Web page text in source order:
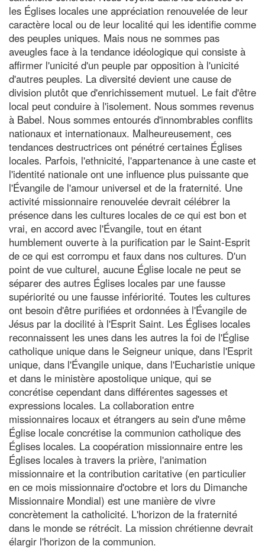
les Églises locales une appréciation renouvelée de leur
caractère local ou de leur localité qui les identifie comme
des peuples uniques. Mais nous ne sommes pas
aveugles face à la tendance idéologique qui consiste à
affirmer l'unicité d'un peuple par opposition à l'unicité
d'autres peuples. La diversité devient une cause de
division plutôt que d'enrichissement mutuel. Le fait d'être
local peut conduire à l'isolement. Nous sommes revenus
à Babel. Nous sommes entourés d'innombrables conflits
nationaux et internationaux. Malheureusement, ces
tendances destructrices ont pénétré certaines Églises
locales. Parfois, l'ethnicité, l'appartenance à une caste et
l'identité nationale ont une influence plus puissante que
l'Évangile de l'amour universel et de la fraternité. Une
activité missionnaire renouvelée devrait célébrer la
présence dans les cultures locales de ce qui est bon et
vrai, en accord avec l'Évangile, tout en étant
humblement ouverte à la purification par le Saint-Esprit
de ce qui est corrompu et faux dans nos cultures. D'un
point de vue culturel, aucune Église locale ne peut se
séparer des autres Églises locales par une fausse
supériorité ou une fausse infériorité. Toutes les cultures
ont besoin d'être purifiées et ordonnées à l'Évangile de
Jésus par la docilité à l'Esprit Saint. Les Églises locales
reconnaissent les unes dans les autres la foi de l'Église
catholique unique dans le Seigneur unique, dans l'Esprit
unique, dans l'Évangile unique, dans l'Eucharistie unique
et dans le ministère apostolique unique, qui se
concrétise cependant dans différentes sagesses et
expressions locales. La collaboration entre
missionnaires locaux et étrangers au sein d'une même
Église locale concrétise la communion catholique des
Églises locales. La coopération missionnaire entre les
Églises locales à travers la prière, l'animation
missionnaire et la contribution caritative (en particulier
en ce mois missionnaire d'octobre et lors du Dimanche
Missionnaire Mondial) est une manière de vivre
concrètement la catholicité. L'horizon de la fraternité
dans le monde se rétrécit. La mission chrétienne devrait
élargir l'horizon de la communion.